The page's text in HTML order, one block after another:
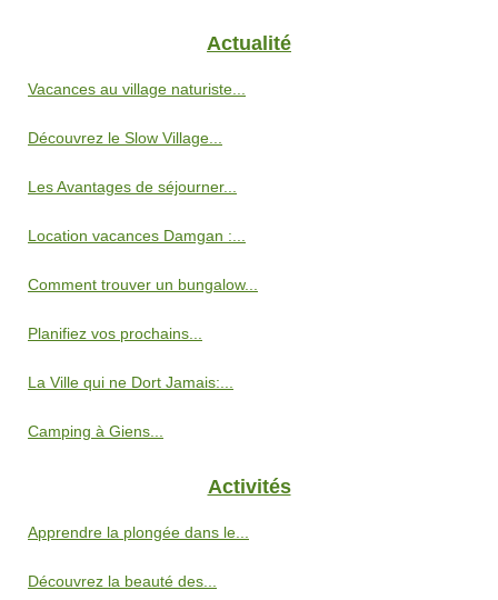
Actualité
Vacances au village naturiste...
Découvrez le Slow Village...
Les Avantages de séjourner...
Location vacances Damgan :...
Comment trouver un bungalow...
Planifiez vos prochains...
La Ville qui ne Dort Jamais:...
Camping à Giens...
Activités
Apprendre la plongée dans le...
Découvrez la beauté des...